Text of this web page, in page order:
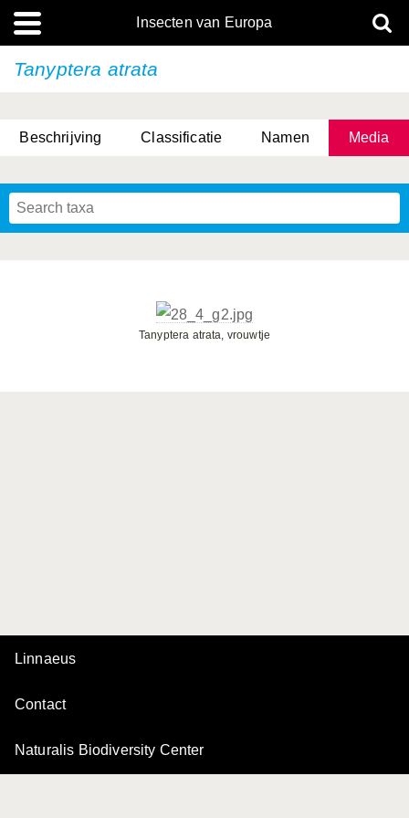
Insecten van Europa
Tanyptera atrata
Beschrijving Classificatie Namen Media
Tanyptera atrata, vrouwtje
Linnaeus
Contact
Naturalis Biodiversity Center